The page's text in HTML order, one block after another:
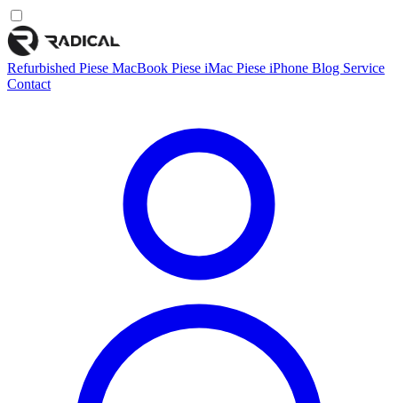
Refurbished Piese MacBook Piese iMac Piese iPhone Blog Service
Contact